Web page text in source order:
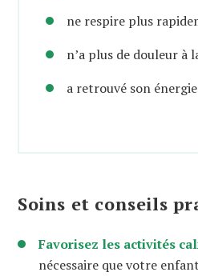
ne respire plus
n’a plus de douleur à
a retrouvé son
Soins et conseils
Favorisez les activités
nécessaire que votre